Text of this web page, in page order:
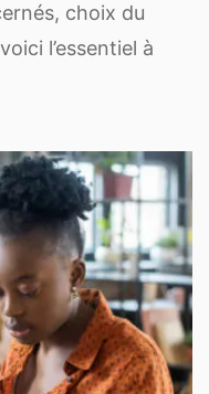
choix du
l’essentiel à